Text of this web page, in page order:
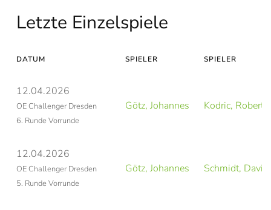
Letzte Einzelspiele
DATUM SPIELER SPIELER
12.04.2026
OE Challenger Dresden
6. Runde Vorrunde
Götz, Johannes Kodric, Robert
12.04.2026
OE Challenger Dresden
5. Runde Vorrunde
Götz, Johannes Schmidt, David